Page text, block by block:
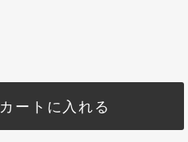
カートに入れる